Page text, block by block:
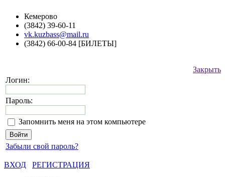
Кемерово
(3842) 39-60-11
vk.kuzbass@mail.ru
(3842) 66-00-84 [БИЛЕТЫ]
Закрыть
Логин:
Пароль:
Запомнить меня на этом компьютере
Забыли свой пароль?
ВХОД
РЕГИСТРАЦИЯ